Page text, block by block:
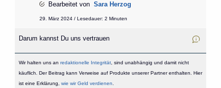
Bearbeitet von Sara Herzog
29. März 2024 / Lesedauer: 2 Minuten
Darum kannst Du uns vertrauen
Wir halten uns an redaktionelle Integrität, sind unabhängig und damit nicht
käuflich. Der Beitrag kann Verweise auf Produkte unserer Partner enthalten. Hier
ist eine Erklärung, wie wir Geld verdienen